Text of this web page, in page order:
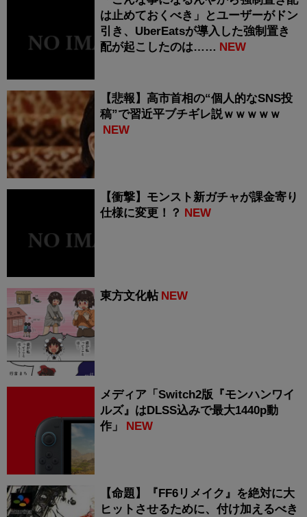
は止めておくべき」とユーザーがドン
引き、UberEatsが導入した強制置き
配が起こしたのは…… NEW
【悲報】高市首相の“個人的なSNS投
稿”で習近平ブチギレ説ｗｗｗｗｗ
NEW
【衝撃】モンスト新ガチャが課金寄り
仕様に変更！？ NEW
東方文化帖 NEW
メディア「Switch2版『モンハンワイ
ルズ』はDLSS込みで最大1440p動
作」
NEW
【命題】『FF6リメイク』を絶対に大
ヒットさせるために、付け加えるべき